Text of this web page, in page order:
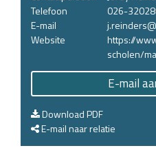
Telefoon
026-
E-mail
Website
https://
scholen/
E-mail
Download PDF
E-mail naar relatie